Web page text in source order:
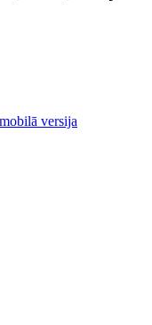
versija